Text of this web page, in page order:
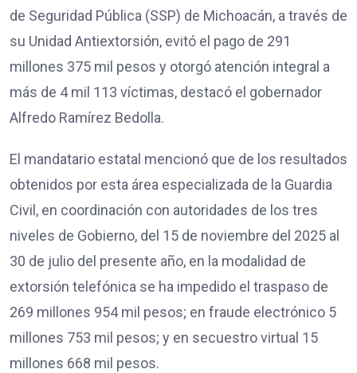
de Seguridad Pública (SSP) de Michoacán, a través de
su Unidad Antiextorsión, evitó el pago de 291
millones 375 mil pesos y otorgó atención integral a
más de 4 mil 113 víctimas, destacó el gobernador
Alfredo Ramírez Bedolla.
El mandatario estatal mencionó que de los resultados
obtenidos por esta área especializada de la Guardia
Civil, en coordinación con autoridades de los tres
niveles de Gobierno, del 15 de noviembre del 2025 al
30 de julio del presente año, en la modalidad de
extorsión telefónica se ha impedido el traspaso de
269 millones 954 mil pesos; en fraude electrónico 5
millones 753 mil pesos; y en secuestro virtual 15
millones 668 mil pesos.